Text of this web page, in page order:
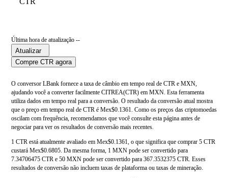
Última hora de atualização --
Atualizar
Compre CTR agora
O conversor LBank fornece a taxa de câmbio em tempo real de CTR e MXN,
ajudando você a converter facilmente CITREA(CTR) em MXN. Esta ferramenta
utiliza dados em tempo real para a conversão. O resultado da conversão atual mostra
que o preço em tempo real de CTR é Mex$0.1361. Como os preços das criptomoedas
oscilam com frequência, recomendamos que você consulte esta página antes de
negociar para ver os resultados de conversão mais recentes.
1 CTR está atualmente avaliado em Mex$0.1361, o que significa que comprar 5 CTR
custará Mex$0.6805. Da mesma forma, 1 MXN pode ser convertido para
7.34706475 CTR e 50 MXN pode ser convertido para 367.3532375 CTR. Esses
resultados de conversão não incluem taxas de plataforma ou taxas de mineração.